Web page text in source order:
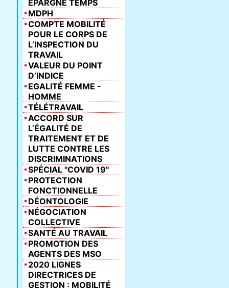
ÉPARGNE TEMPS
MDPH
COMPTE MOBILITÉ
POUR LE CORPS DE
L’INSPECTION DU
TRAVAIL
VALEUR DU POINT
D’INDICE
EGALITÉ FEMME -
HOMME
TÉLÉTRAVAIL
ACCORD SUR
L’ÉGALITÉ DE
TRAITEMENT ET DE
LUTTE CONTRE LES
DISCRIMINATIONS
SPÉCIAL "COVID 19"
PROTECTION
FONCTIONNELLE
DÉONTOLOGIE
NÉGOCIATION
COLLECTIVE
SANTÉ AU TRAVAIL
PROMOTION DES
AGENTS DES MSO
2020 LIGNES
DIRECTRICES DE
GESTION : MOBILITÉ